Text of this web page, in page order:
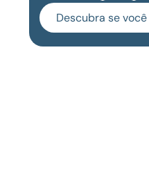
Descubra se